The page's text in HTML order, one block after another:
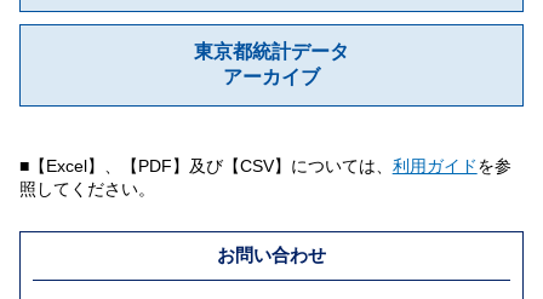
東京都統計データ
アーカイブ
■【Excel】、【PDF】及び【CSV】については、 利用ガイドを参
照してください。
お問い合わせ